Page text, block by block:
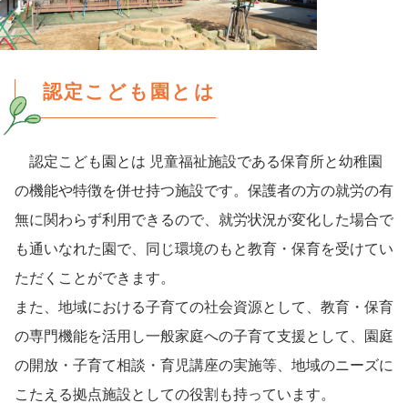
認定こども園とは
認定こども園とは 児童福祉施設である保育所と幼稚園
の機能や特徴を併せ持つ施設です。保護者の方の就労の有
無に関わらず利用できるので、就労状況が変化した場合で
も通いなれた園で、同じ環境のもと教育・保育を受けてい
ただくことができます。
また、地域における子育ての社会資源として、教育・保育
の専門機能を活用し一般家庭への子育て支援として、園庭
の開放・子育て相談・育児講座の実施等、地域のニーズに
こたえる拠点施設としての役割も持っています。